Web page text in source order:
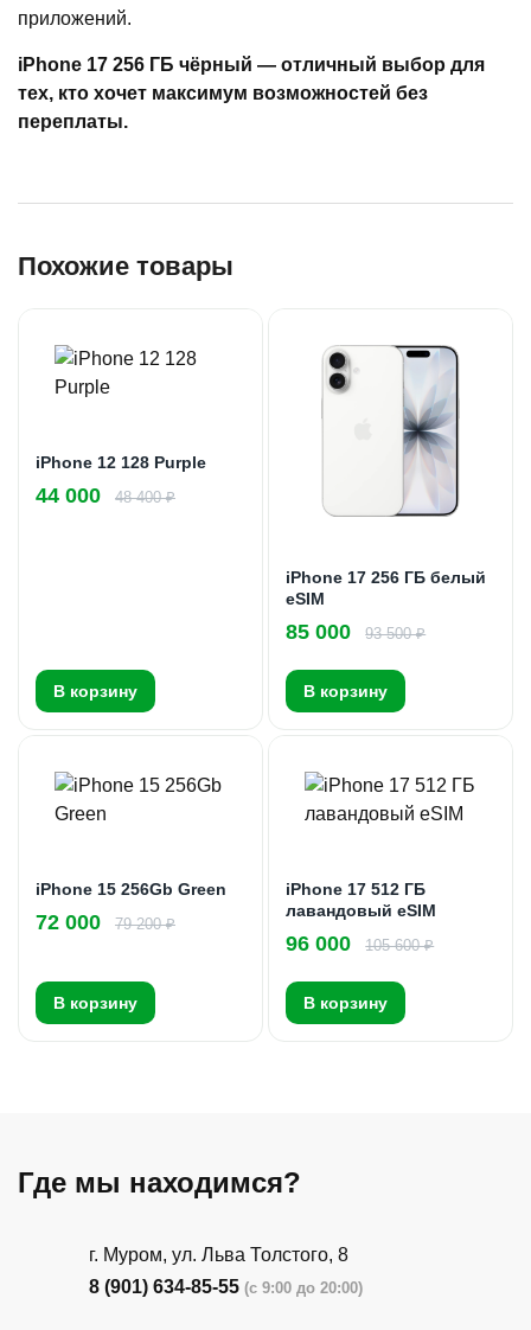
приложений.
iPhone 17 256 ГБ чёрный — отличный выбор для
тех, кто хочет максимум возможностей без
переплаты.
Похожие товары
iPhone 12 128 Purple
44 000 48 400 ₽
В корзину
iPhone 17 256 ГБ белый
eSIM
85 000 93 500 ₽
В корзину
iPhone 15 256Gb Green
72 000 79 200 ₽
В корзину
iPhone 17 512 ГБ
лавандовый eSIM
96 000 105 600 ₽
В корзину
Где мы находимся?
г. Муром, ул. Льва Толстого, 8
8 (901) 634-85-55 (с 9:00 до 20:00)